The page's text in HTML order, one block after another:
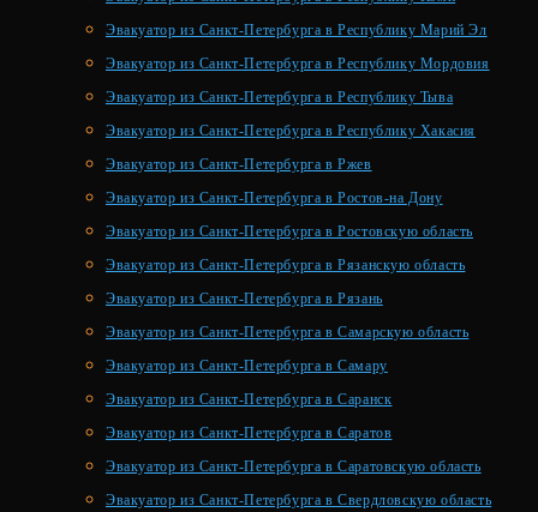
Эвакуатор из Санкт-Петербурга в Республику Марий Эл
Эвакуатор из Санкт-Петербурга в Республику Мордовия
Эвакуатор из Санкт-Петербурга в Республику Тыва
Эвакуатор из Санкт-Петербурга в Республику Хакасия
Эвакуатор из Санкт-Петербурга в Ржев
Эвакуатор из Санкт-Петербурга в Ростов-на Дону
Эвакуатор из Санкт-Петербурга в Ростовскую область
Эвакуатор из Санкт-Петербурга в Рязанскую область
Эвакуатор из Санкт-Петербурга в Рязань
Эвакуатор из Санкт-Петербурга в Самарскую область
Эвакуатор из Санкт-Петербурга в Самару
Эвакуатор из Санкт-Петербурга в Саранск
Эвакуатор из Санкт-Петербурга в Саратов
Эвакуатор из Санкт-Петербурга в Саратовскую область
Эвакуатор из Санкт-Петербурга в Свердловскую область